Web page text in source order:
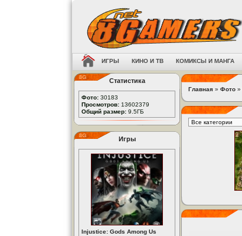
ИГРЫ КИНО И ТВ КОМИКСЫ И МАНГА
Статистика
Фото: 30183
Просмотров: 13602379
Общий размер: 9.5ГБ
Игры
Injustice: Gods Among Us
Главная » Фото »